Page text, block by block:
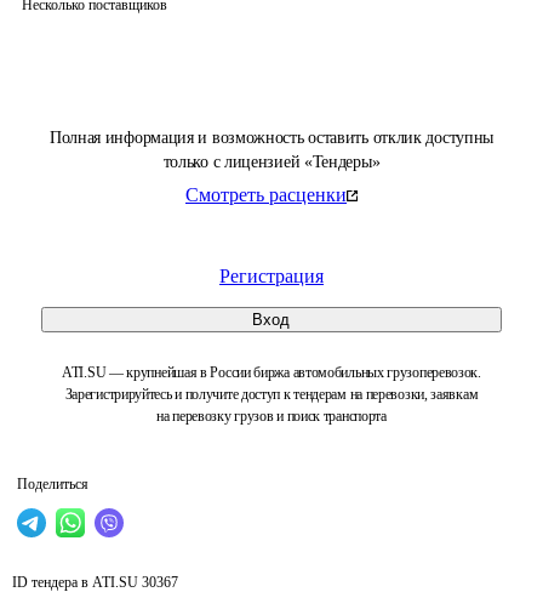
Полная информация и возможность оставить отклик доступны
только с лицензией «Тендеры»
Смотреть расценки
Регистрация
Вход
ATI.SU — крупнейшая в России биржа автомобильных грузоперевозок.
Зарегистрируйтесь и получите доступ к тендерам на перевозки, заявкам
на перевозку грузов и поиск транспорта
Поделиться
Несколько поставщиков
ID тендера в ATI.SU 30367